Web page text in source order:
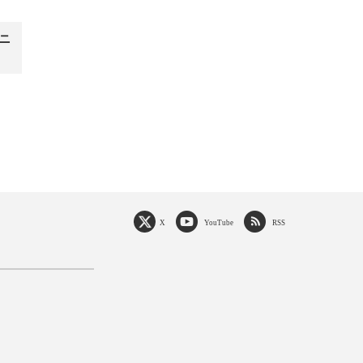
X YouTube RSS